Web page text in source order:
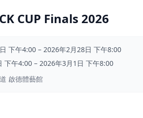
CUP Finals 2026
下午4:00 – 2026年2月28日 下午8:00
下午4:00 – 2026年3月1日 下午8:00
啟德體藝館